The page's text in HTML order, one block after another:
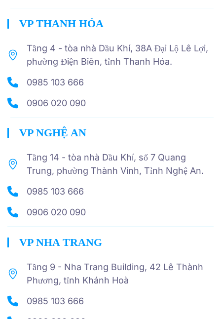
VP THANH HÓA
Tầng 4 - tòa nhà Dầu Khí, 38A Đại Lộ Lê Lợi,
phường Điện Biên, tỉnh Thanh Hóa.
0985 103 666
0906 020 090
VP NGHỆ AN
Tầng 14 - tòa nhà Dầu Khí, số 7 Quang
Trung, phường Thành Vinh, Tỉnh Nghệ An.
0985 103 666
0906 020 090
VP NHA TRANG
Tầng 9 - Nha Trang Building, 42 Lê Thành
Phương, tỉnh Khánh Hoà
0985 103 666